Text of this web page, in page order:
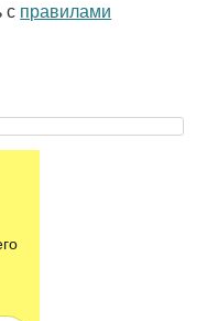
с правилами